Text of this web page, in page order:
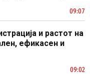
09:07
и растот на
ефикасен и
09:02